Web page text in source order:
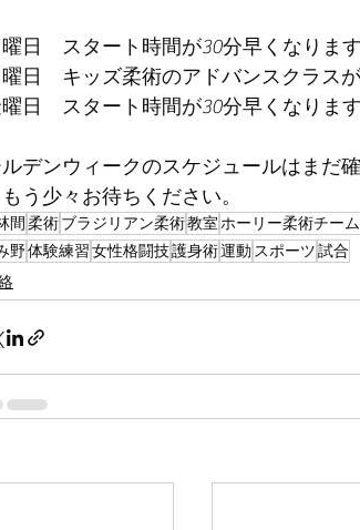
曜日　スタート時間が30分早くなりま
曜日　キッズ柔術のアドバンスクラス
曜日　スタート時間が30分早くなりま
デンウィークのスケジュールはまだ
う少々お待ちください。
間 柔術ブラジリアン柔術教室 ホーリー柔術チーム
野体験練習女性格闘技護身術運動 スポーツ試合